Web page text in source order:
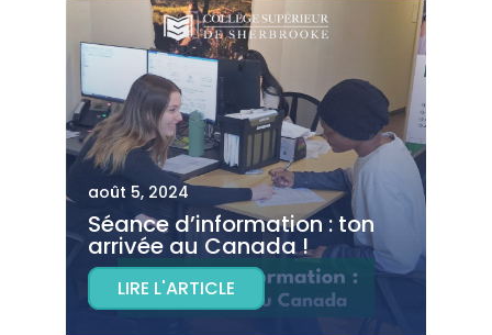
août 5, 2024
Séance d’information : ton
arrivée au Canada !
LIRE L'ARTICLE